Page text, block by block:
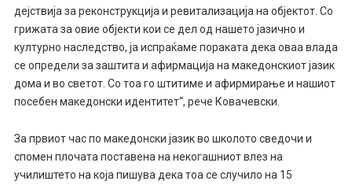
дејствија за реконструкција и ревитализација на објектот. Со
грижата за овие објекти кои се дел од нашето јазично и
културно наследство, ја испраќаме пораката дека оваа влада
се определи за заштита и афирмација на македонскиот јазик
дома и во светот. Со тоа го штитиме и афирмирање и нашиот
посебен македонски идентитет“, рече Ковачевски.
За првиот час по македонски јазик во школото сведочи и
спомен плочата поставена на некогашниот влез на
училиштето на која пишува дека тоа се случило на 15